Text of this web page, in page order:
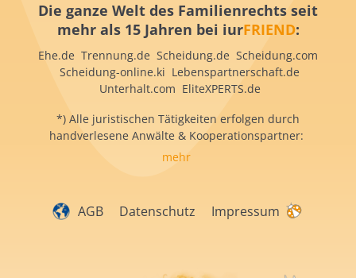
Die ganze Welt des Familienrechts seit
mehr als 15 Jahren bei iurFRIEND:
Ehe.de Trennung.de Scheidung.de Scheidung.com
Scheidung-online.ki Lebenspartnerschaft.de
Unterhalt.com EliteXPERTS.de
*) Alle juristischen Tätigkeiten erfolgen durch
handverlesene Anwälte & Kooperationspartner:
mehr
AGB Datenschutz Impressum